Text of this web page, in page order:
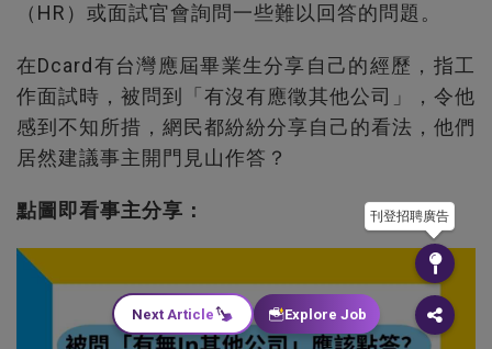
（HR）或面試官會詢問一些難以回答的問題。
在Dcard有台灣應屆畢業生分享自己的經歷，指工
作面試時，被問到「有沒有應徵其他公司」，令他
感到不知所措，網民都紛紛分享自己的看法，他們
居然建議事主開門見山作答？
點圖即看事主分享： 刊登招聘廣告
Next Article Explore Job